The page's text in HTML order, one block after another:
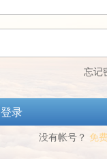
忘记
登录
没有帐号？ 免